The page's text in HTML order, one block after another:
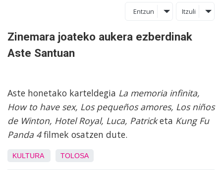
Entzun Itzuli
Zinemara joateko aukera ezberdinak
Aste Santuan
Aste honetako karteldegia La memoria infinita,
How to have sex, Los pequeños amores, Los niños
de Winton, Hotel Royal, Luca, Patricketa Kung Fu
Panda 4filmek osatzen dute.
KULTURA TOLOSA